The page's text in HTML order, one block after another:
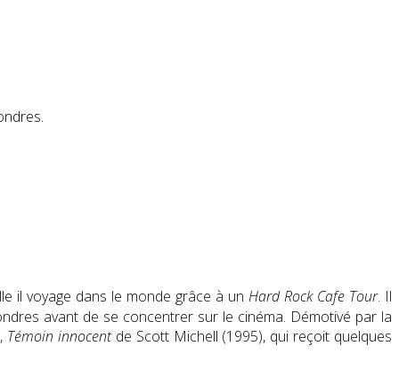
il voyage dans le monde grâce à un Hard Rock Cafe Tour. Il
avant de se concentrer sur le cinéma. Démotivé par la
Témoin innocentde Scott Michell (1995), qui reçoit quelques